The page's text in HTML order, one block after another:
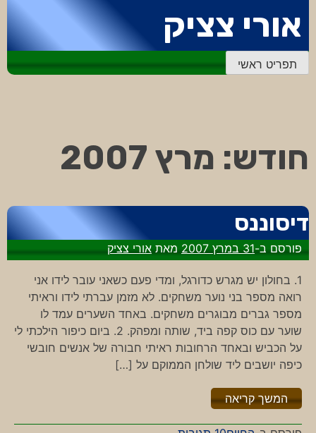
לתוכן
אורי צציק
תפריט ראשי
חודש: מרץ 2007
דיסוננס
פורסם ב-31 במרץ 2007 מאתאורי צציק
1. בחולון יש מגרש כדורגל, ומדי פעם כשאני עובר לידו אני
רואה מספר בני נוער משחקים. לא מזמן עברתי לידו וראיתי
מספר גברים מבוגרים משחקים. באחד השערים עמד לו
שוער עם כוס קפה ביד, שותה ומפהק. 2. ביום כיפור הילכתי לי
על הכביש ובאחד הרחובות ראיתי חבורה של אנשים חובשי
כיפה יושבים ליד שולחן הממוקם על […]
המשך קריאה"%s"